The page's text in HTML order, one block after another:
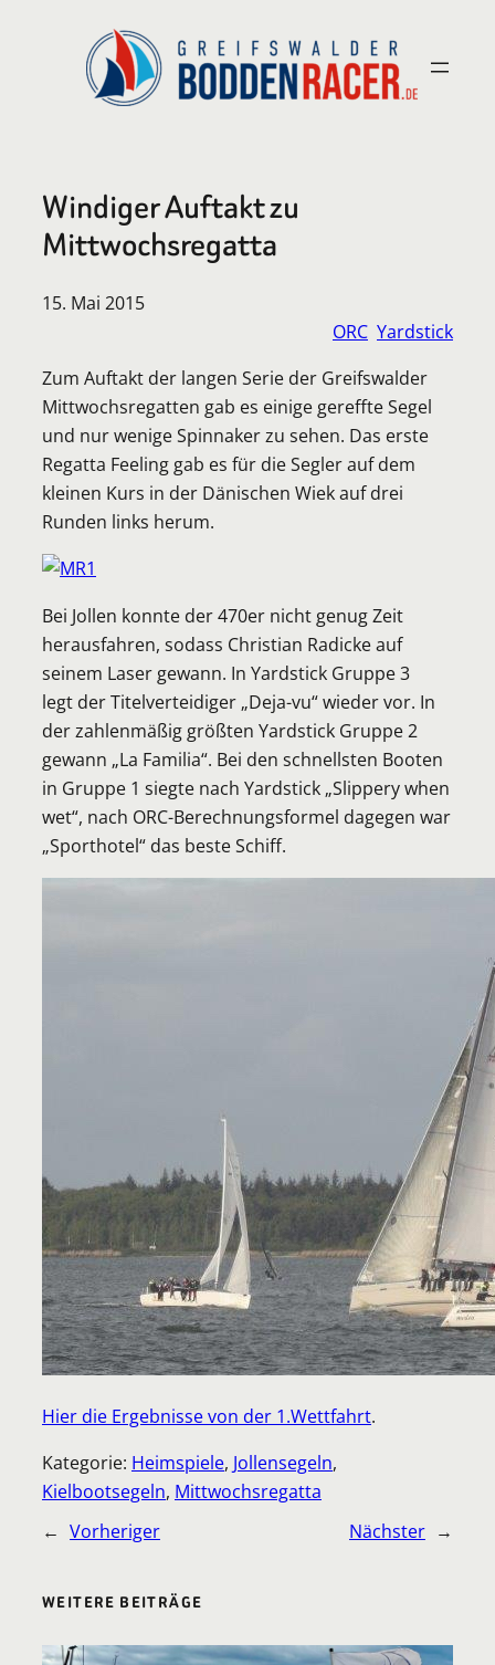
Windiger Auftakt zu
Mittwochsregatta
15. Mai 2015
ORC Yardstick
Zum Auftakt der langen Serie der Greifswalder
Mittwochsregatten gab es einige gereffte Segel
und nur wenige Spinnaker zu sehen. Das erste
Regatta Feeling gab es für die Segler auf dem
kleinen Kurs in der Dänischen Wiek auf drei
Runden links herum.
Bei Jollen konnte der 470er nicht genug Zeit
herausfahren, sodass Christian Radicke auf
seinem Laser gewann. In Yardstick Gruppe 3
legt der Titelverteidiger „Deja-vu“ wieder vor. In
der zahlenmäßig größten Yardstick Gruppe 2
gewann „La Familia“. Bei den schnellsten Booten
in Gruppe 1 siegte nach Yardstick „Slippery when
wet“, nach ORC-Berechnungsformel dagegen war
„Sporthotel“ das beste Schiff.
Hier die Ergebnisse von der 1.Wettfahrt.
Kategorie: Heimspiele, Jollensegeln
Kielbootsegeln, Mittwochsregatta
← Vorheriger Nächster →
WEITERE BEITRÄGE